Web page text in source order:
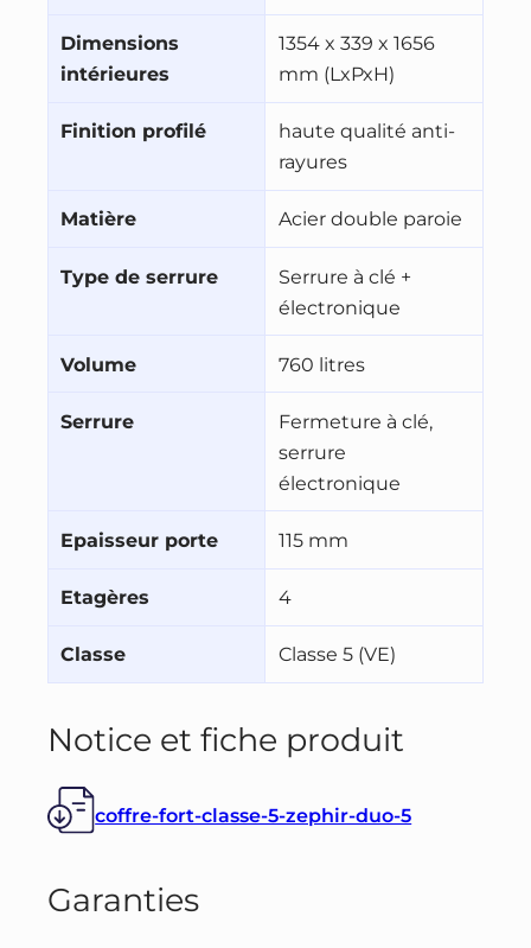
Dimensions
intérieures
1354 x 339 x 1656
mm (LxPxH)
Finition profilé
haute qualité anti-
rayures
Matière Acier double paroie
Type de serrure
Serrure à clé +
électronique
Volume 760 litres
Serrure
Fermeture à clé,
serrure
électronique
Epaisseur porte 115 mm
Etagères 4
Classe Classe 5 (VE)
Notice et fiche produit
coffre-fort-classe-5-zephir-duo-5
Garanties